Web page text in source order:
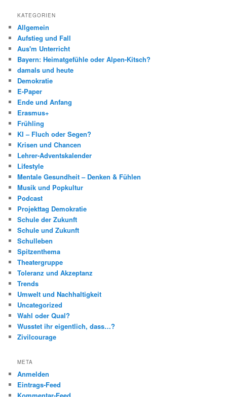
KATEGORIEN
Allgemein
Aufstieg und Fall
Aus'm Unterricht
Bayern: Heimatgefühle oder Alpen-Kitsch?
damals und heute
Demokratie
E-Paper
Ende und Anfang
Erasmus+
Frühling
KI – Fluch oder Segen?
Krisen und Chancen
Lehrer-Adventskalender
Lifestyle
Mentale Gesundheit – Denken & Fühlen
Musik und Popkultur
Podcast
Projekttag Demokratie
Schule der Zukunft
Schule und Zukunft
Schulleben
Spitzenthema
Theatergruppe
Toleranz und Akzeptanz
Trends
Umwelt und Nachhaltigkeit
Uncategorized
Wahl oder Qual?
Wusstet ihr eigentlich, dass…?
Zivilcourage
META
Anmelden
Eintrags-Feed